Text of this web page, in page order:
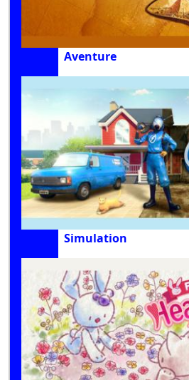
Aventure
Simulation